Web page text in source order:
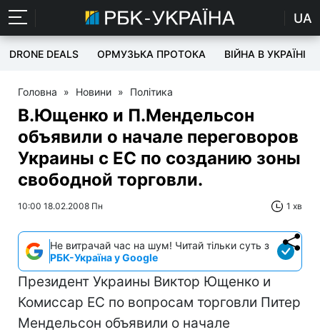
UA
DRONE DEALS ОРМУЗЬКА ПРОТОКА ВІЙНА В УКРАЇНІ
Головна » Новини » Політика
В.Ющенко и П.Мендельсон
объявили о начале переговоров
Украины с ЕС по созданию зоны
свободной торговли.
10:00 18.02.2008 Пн 1 хв
Не витрачай час на шум! Читай тільки суть з
РБК-Україна у Google
Президент Украины Виктор Ющенко и
Комиссар ЕС по вопросам торговли Питер
Мендельсон объявили о начале